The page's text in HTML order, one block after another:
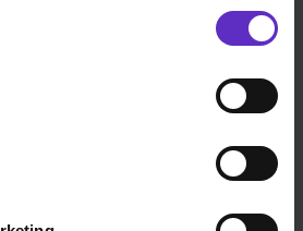
getroffenen Einstellungen zu
(„Statistiken“), um
Verwendung unserer Website an
Meere sauber halten kann? Mit
du dabei, zu schützen, was für
ist: Klima, Umwelt, Mitgeschöpfe,
Rahmen unserer Kampagne „Sei